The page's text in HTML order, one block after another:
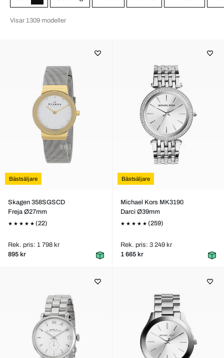
Visar 1309 modeller
Bästsäljare
Skagen 358SGSCD
Freja Ø27mm
(22)
Rek. pris: 1 798 kr
895 kr
Bästsäljare
Michael Kors MK3190
Darci Ø39mm
(259)
Rek. pris: 3 249 kr
1 665 kr